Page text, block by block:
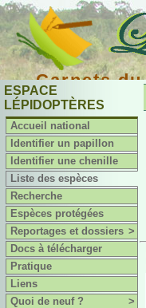
Carnets
ESPACE
LÉPIDOPTÈRES
Accueil national
Identifier un papillon
Identifier une chenille
Liste des espèces
Recherche
Espèces protégées
Reportages et dossiers >
Docs à télécharger
Pratique
Liens
Quoi de neuf ?
>